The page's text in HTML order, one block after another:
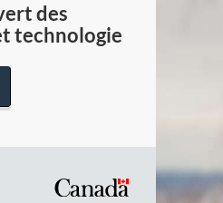
des
technologie